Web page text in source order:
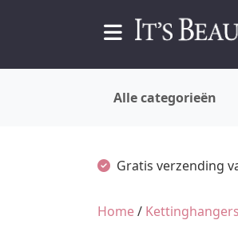
Alle categorieën
Gratis verzending
Home/ Kettinghangers